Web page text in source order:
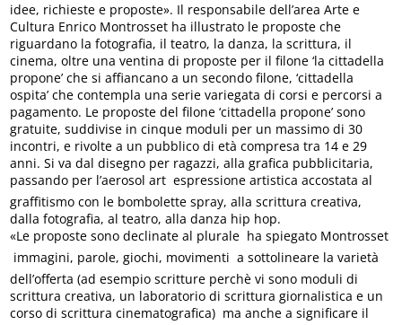
idee, richieste e proposte». Il responsabile dell’area Arte e
Cultura Enrico Montrosset ha illustrato le proposte che
riguardano la fotografia, il teatro, la danza, la scrittura, il
cinema, oltre una ventina di proposte per il filone ‘la cittadella
propone’ che si affiancano a un secondo filone, ‘cittadella
ospita’ che contempla una serie variegata di corsi e percorsi a
pagamento. Le proposte del filone ‘cittadella propone’ sono
gratuite, suddivise in cinque moduli per un massimo di 30
incontri, e rivolte a un pubblico di età compresa tra 14 e 29
anni. Si va dal disegno per ragazzi, alla grafica pubblicitaria,
passando per l’aerosol art  espressione artistica accostata al
graffitismo con le bombolette spray, alla scrittura creativa,
dalla fotografia, al teatro, alla danza hip hop.
«Le proposte sono declinate al plurale  ha spiegato Montrosset
 immagini, parole, giochi, movimenti  a sottolineare la varietà
dell’offerta (ad esempio scritture perchè vi sono moduli di
scrittura creativa, un laboratorio di scrittura giornalistica e un
corso di scrittura cinematografica)  ma anche a significare il